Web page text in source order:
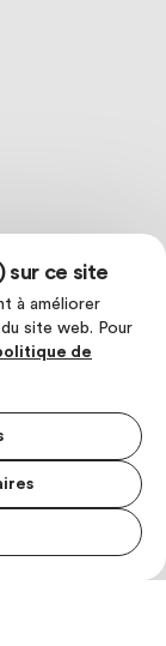
sur ce site
à améliorer
site web. Pour
de
MENU